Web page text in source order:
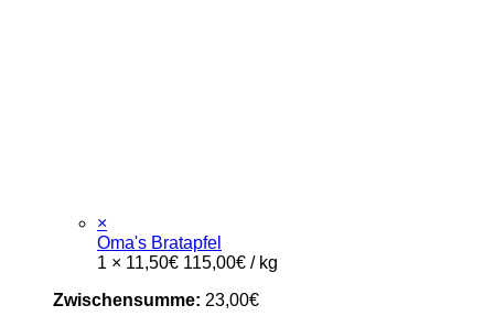
×
Oma's Bratapfel
1 × 11,50€ 115,00€ / kg
Zwischensumme: 23,00€